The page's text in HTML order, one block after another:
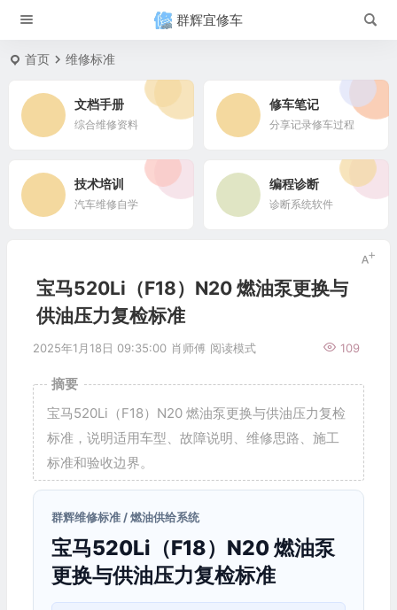
群辉宜修车
首页 维修标准
文档手册
综合维修资料
修车笔记
分享记录修车过程
技术培训
汽车维修自学
编程诊断
诊断系统软件
宝马520Li（F18）N20 燃油泵更换与
供油压力复检标准
2025年1月18日 09:35:00 肖师傅 109
阅读模式
摘要
宝马520Li（F18）N20 燃油泵更换与供油压力复检
标准，说明适用车型、故障说明、维修思路、施工
标准和验收边界。
群辉维修标准 / 燃油供给系统
宝马520Li（F18）N20 燃油泵
更换与供油压力复检标准